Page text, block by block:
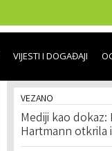
VIJESTI I DOGAĐAJI
VEZANO
Mediji kao
Hartmann otkrila